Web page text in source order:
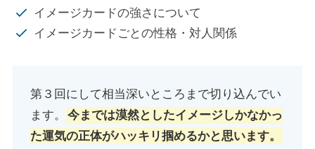
イメージカードの強さについて
イメージカードごとの性格・対人関係
第３回にして相当深いところまで切り込んでい
ます。
今までは漠然としたイメージしかなかっ
た運気の正体がハッキリ掴めるかと思います。